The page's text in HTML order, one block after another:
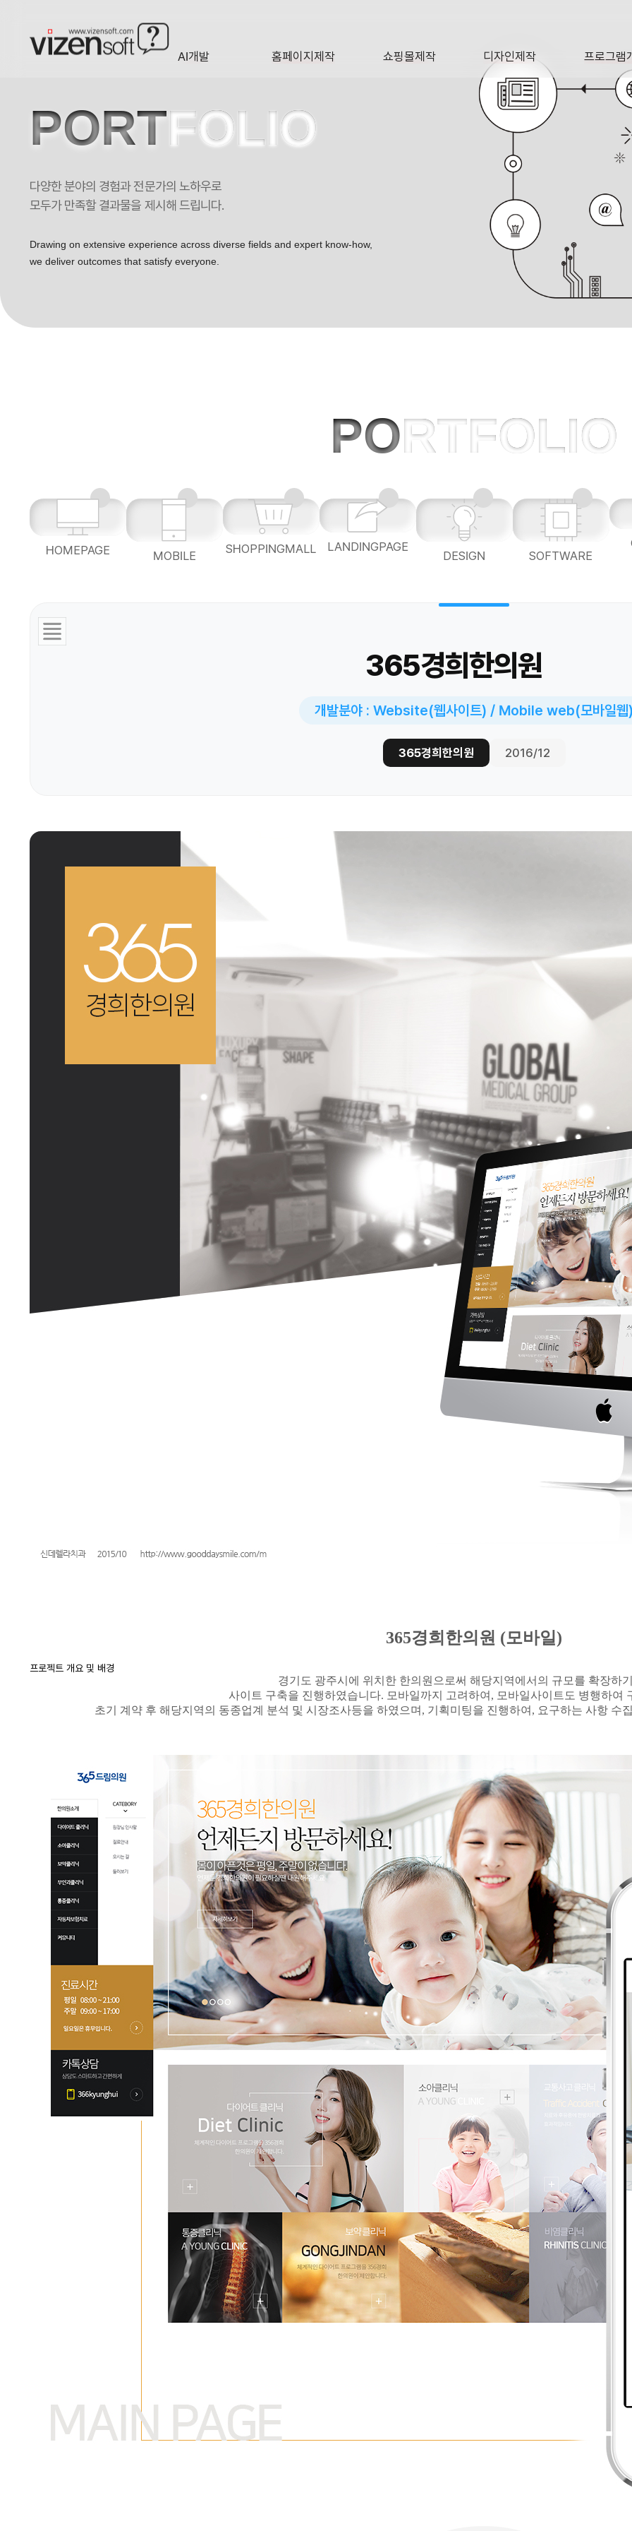
AI개발 홈페이지제작 쇼핑몰제작 디자인제작
DESIGN
프로그램
365경희한의원 포트폴리오
PORTFOLIO
다양한 분야의 경험과 전문가의 노하우로
모두가 만족할 결과물을 제시해 드립니다.
Drawing on extensive experience across diverse fields and expert know-how,
we deliver outcomes that satisfy everyone.
PORTFOLIO
HOMEPAGE MOBILE SHOPPINGMALL LANDINGPAGE
DESIGN SOFTWARE
365경희한의원
개발분야 : Website(웹사이트) / Mobile web(모바일웹
365경희한의원 2016/12
365경희한의원 (모바일)
프로젝트 개요 및 배경
경기도 광주시에 위치한 한의원으로써 해당지역에서의 규모를 확장하
사이트 구축을 진행하였습니다. 모바일까지 고려하여 , 모바일사이트도 병행하여
초기 계약 후 해당지역의 동종업계 분석 및 시장조사등을 하였으며 , 기획미팅을 진행하여 , 요구하는 사항 수